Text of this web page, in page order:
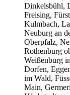
Dinkelsbühl,
Freising,
Kulmbach,
Neuburg an
Oberpfalz,
Rothenburg
Weißenburg
Dorfen,
im Wald,
Main,